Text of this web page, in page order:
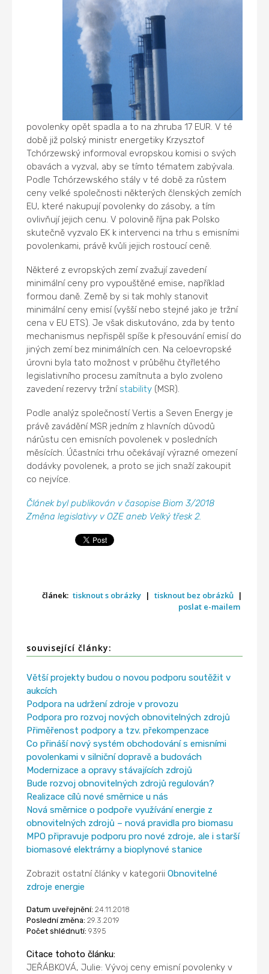
povolenky opět spadla a to na zhruba 17 EUR. V té
době již polský ministr energetiky Krzysztof
Tchórzewský informoval evropskou komisi o svých
obavách a vyzval, aby se tímto tématem zabývala.
Podle Tchórzewského stály v té době za růstem
ceny velké společnosti některých členských zemích
EU, které nakupují povolenky do zásoby, a tím
ovlivňují jejich cenu. V polovině října pak Polsko
skutečně vyzvalo EK k intervenci na trhu s emisními
povolenkami, právě kvůli jejich rostoucí ceně.
Některé z evropských zemí zvažují zavedení
minimální ceny pro vypouštěné emise, například
formou daně. Země by si tak mohly stanovit
minimální ceny emisí (vyšší nebo stejné jako je tržní
cena v EU ETS). Je však diskutováno, zda by tento
mechanismus nepřispěl spíše k přesouvání emisí do
jiných zemí bez minimálních cen. Na celoevropské
úrovni byla tato možnost v průběhu čtyřletého
legislativního procesu zamítnuta a bylo zvoleno
zavedení rezervy tržní stability (MSR).
Podle analýz společností Vertis a Seven Energy je
právě zavádění MSR jedním z hlavních důvodů
nárůstu cen emisních povolenek v posledních
měsících. Účastníci trhu očekávají výrazné omezení
dodávky povolenek, a proto se jich snaží zakoupit
co nejvíce.
Článek byl publikován v časopise Biom 3/2018
Změna legislativy v OZE aneb Velký třesk 2.
článek: tisknout s obrázky | tisknout bez obrázků |
poslat e-mailem
související články:
Větší projekty budou o novou podporu soutěžit v
aukcích
Podpora na udržení zdroje v provozu
Podpora pro rozvoj nových obnovitelných zdrojů
Přiměřenost podpory a tzv. překompenzace
Co přináší nový systém obchodování s emisními
povolenkami v silniční dopravě a budovách
Modernizace a opravy stávajících zdrojů
Bude rozvoj obnovitelných zdrojů regulován?
Realizace cílů nové směrnice u nás
Nová směrnice o podpoře využívání energie z
obnovitelných zdrojů – nová pravidla pro biomasu
MPO připravuje podporu pro nové zdroje, ale i starší
biomasové elektrárny a bioplynové stanice
Zobrazit ostatní články v kategoriiObnovitelné
zdroje energie
Datum uveřejnění: 24.11.2018
Poslední změna: 29.3.2019
Počet shlédnutí: 9395
Citace tohoto článku:
JEŘÁBKOVÁ, Julie: Vývoj ceny emisní povolenky v